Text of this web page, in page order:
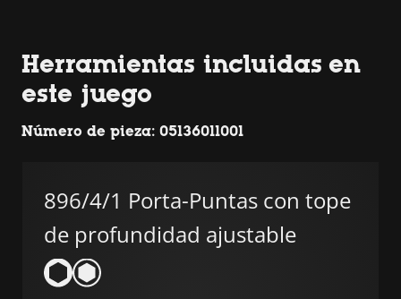
Herramientas incluidas en
este juego
Número de pieza: 05136011001
896/4/1 Porta-Puntas con tope
de profundidad ajustable